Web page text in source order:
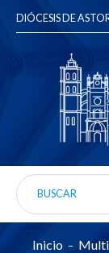
DIÓCESIS DE
Inicio